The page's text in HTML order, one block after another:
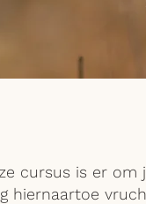
cursus is er
hiernaartoe